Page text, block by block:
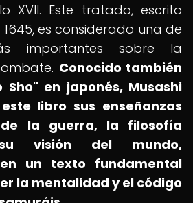
XVII. Este tratado, escrito
es considerado una de
importantes sobre la
Conocido también
Sho" en japonés, Musashi
libro sus enseñanzas
la guerra, la filosofía
visión del mundo,
un texto fundamental
la mentalidad y el código